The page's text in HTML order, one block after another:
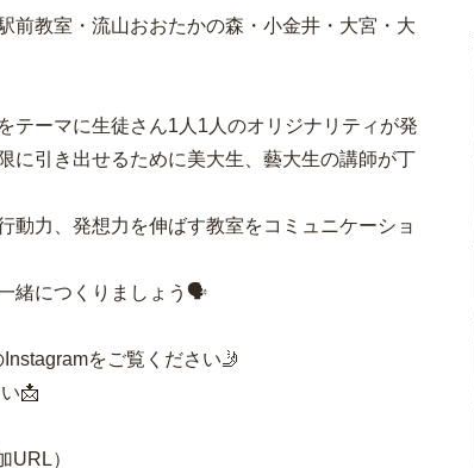
前教室・流山おおたかの森・小金井・大宮・大
テーマに生徒さん1人1人のオリジナリティが発
に引き出せるために美大生、藝大生の講師が丁
動力、発想力を伸ばす教室をコミュニケーショ
緒につくりましょう🗣️
をご覧ください🤳
📩
URL）